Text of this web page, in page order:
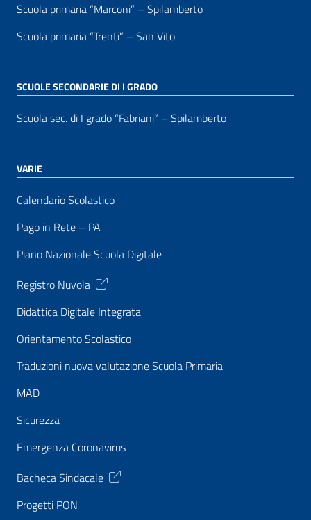
Scuola primaria “Marconi” – Spilamberto
Scuola primaria “Trenti” – San Vito
SCUOLE SECONDARIE DI I GRADO
Scuola sec. di I grado “Fabriani” – Spilamberto
VARIE
Calendario Scolastico
Pago in Rete – PA
Piano Nazionale Scuola Digitale
Registro Nuvola
Didattica Digitale Integrata
Orientamento Scolastico
Traduzioni nuova valutazione Scuola Primaria
MAD
Sicurezza
Emergenza Coronavirus
Bacheca Sindacale
Progetti PON